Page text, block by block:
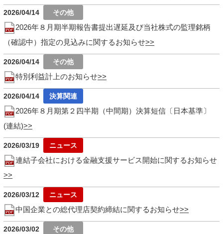
2026/04/14
2026年８月期半期報告書提出遅延及び当社株式の監理銘柄
（確認中）指定の見込みに関するお知らせ
2026/04/14
特別利益計上のお知らせ
2026/04/14
2026年８月期第２四半期（中間期）決算短信〔日本基準〕
(連結)
2026/03/19
連結子会社における金融支援サービス開始に関するお知らせ
2026/03/12
中国企業との総代理店契約締結に関するお知らせ
2026/03/02